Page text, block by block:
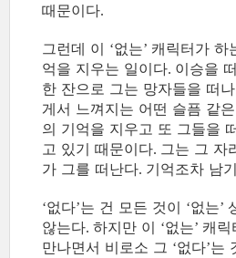
때문이다.
그런데 이 ‘없는’ 캐릭터가 하
억을 지우는 일이다. 이승을
한 잔으로 그는 망자들을 떠
게서 느껴지는 어떤 슬픔 같
의 기억을 지우고 또 그들을
고 있기 때문이다. 그는 그 자
가 그를 떠난다. 기억조차 남
‘없다’는 건 모든 것이 ‘없는’
않는다. 하지만 이 ‘없는’ 캐릭
만나면서 비로소 그 ‘없다’는